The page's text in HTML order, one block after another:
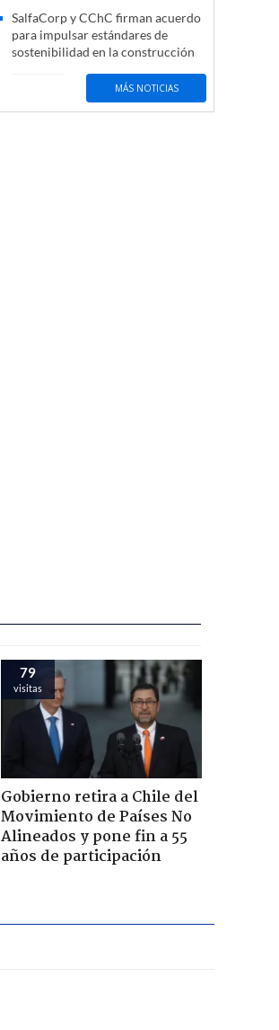
SalfaCorp y CChC firman acuerdo
para impulsar estándares de
sostenibilidad en la construcción
MÁS NOTICIAS
79
visitas
Gobierno retira a Chile del
Movimiento de Países No
Alineados y pone fin a 55
años de participación